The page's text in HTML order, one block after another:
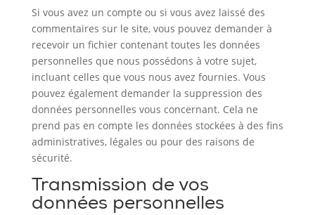
Si vous avez un compte ou si vous avez laissé des
commentaires sur le site, vous pouvez demander à
recevoir un fichier contenant toutes les données
personnelles que nous possédons à votre sujet,
incluant celles que vous nous avez fournies. Vous
pouvez également demander la suppression des
données personnelles vous concernant. Cela ne
prend pas en compte les données stockées à des fins
administratives, légales ou pour des raisons de
sécurité.
Transmission de vos
données personnelles